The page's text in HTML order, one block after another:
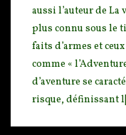
aussi l’auteur de La
plus connu sous le
faits d’armes et
comme «
d’aventure se
risque, définissant